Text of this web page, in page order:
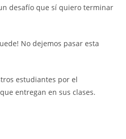
desafío que sí quiero terminar
No dejemos pasar esta
estudiantes por el
entregan en sus clases.